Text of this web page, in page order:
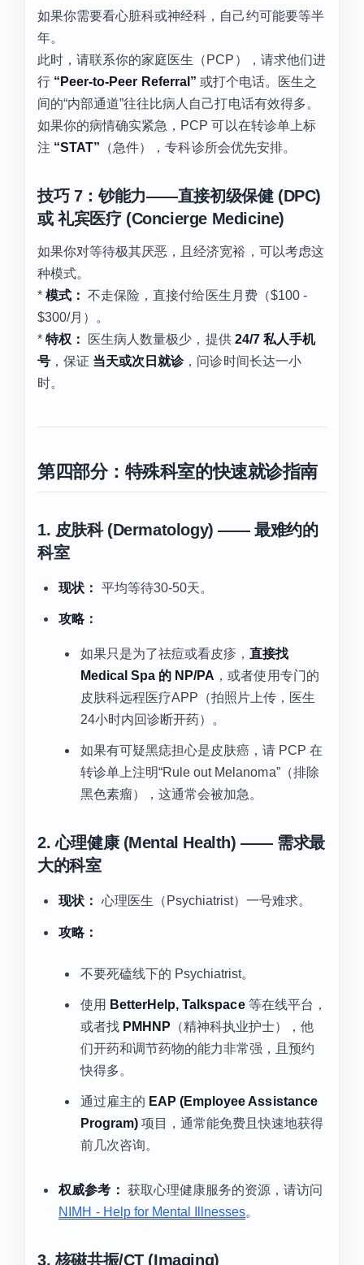
如果你需要看心脏科或神经科，自己约可能要等半
年。
此时，请联系你的家庭医生（PCP），请求他们进
行 “Peer-to-Peer Referral” 或打个电话。医生之
间的“内部通道”往往比病人自己打电话有效得多。
如果你的病情确实紧急，PCP 可以在转诊单上标
注 “STAT” （急件），专科诊所会优先安排。
技巧 7：钞能力——直接初级保健 (DPC)
或 礼宾医疗 (Concierge Medicine)
如果你对等待极其厌恶，且经济宽裕，可以考虑这
种模式。
*模式： 不走保险，直接付给医生月费（$100 -
$300/月）。
*特权： 医生病人数量极少，提供 24/7 私人手机
号 ，保证 当天或次日就诊，问诊时间长达一小
时。
第四部分：特殊科室的快速就诊指南
1. 皮肤科 (Dermatology) —— 最难约的
科室
现状： 平均等待30-50天。
攻略：
如果只是为了祛痘或看皮疹，直接找
Medical Spa 的 NP/PA ，或者使用专门的
皮肤科远程医疗APP（拍照片上传，医生
24小时内回诊断开药）。
如果有可疑黑痣担心是皮肤癌，请 PCP 在
转诊单上注明“Rule out Melanoma”（排除
黑色素瘤），这通常会被加急。
2. 心理健康 (Mental Health) —— 需求最
大的科室
现状： 心理医生（Psychiatrist）一号难求。
攻略：
不要死磕线下的 Psychiatrist。
使用 BetterHelp, Talkspace等在线平台，
或者找 PMHNP （精神科执业护士），他
们开药和调节药物的能力非常强，且预约
快得多。
通过雇主的 EAP (Employee Assistance
Program) 项目，通常能免费且快速地获得
前几次咨询。
权威参考： 获取心理健康服务的资源，请访问
NIMH - Help for Mental Illnesses。
3. 核磁共振/CT (Imaging)